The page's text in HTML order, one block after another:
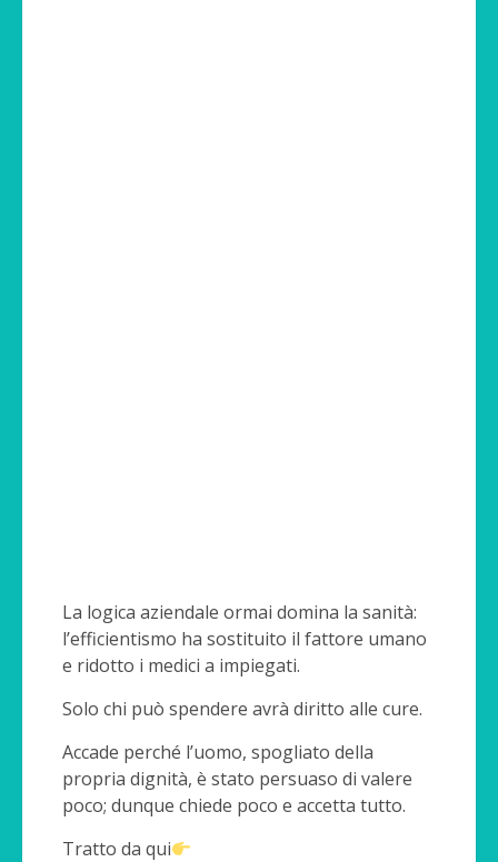
La logica aziendale ormai domina la sanità:
l’efficientismo ha sostituito il fattore umano
e ridotto i medici a impiegati.
Solo chi può spendere avrà diritto alle cure.
Accade perché l’uomo, spogliato della
propria dignità, è stato persuaso di valere
poco; dunque chiede poco e accetta tutto.
Tratto da qui